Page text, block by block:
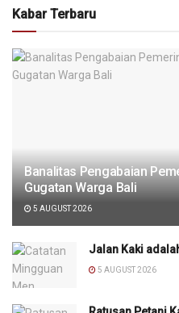
Kabar Terbaru
Banalitas Pengabaian
Gugatan Warga Bali
5 AUGUST 2026
Jalan Kaki
5 AUGUST 2026